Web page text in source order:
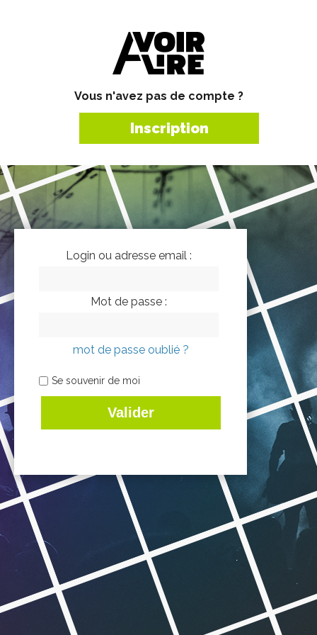
Vous n'avez pas de compte ?
Inscription
Login ou adresse email :
Mot de passe :
mot de passe oublié ?
Se souvenir de moi